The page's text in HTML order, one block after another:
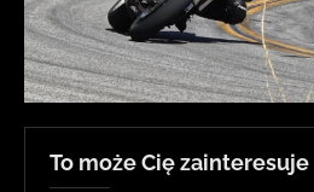
To może Cię zainteresuje